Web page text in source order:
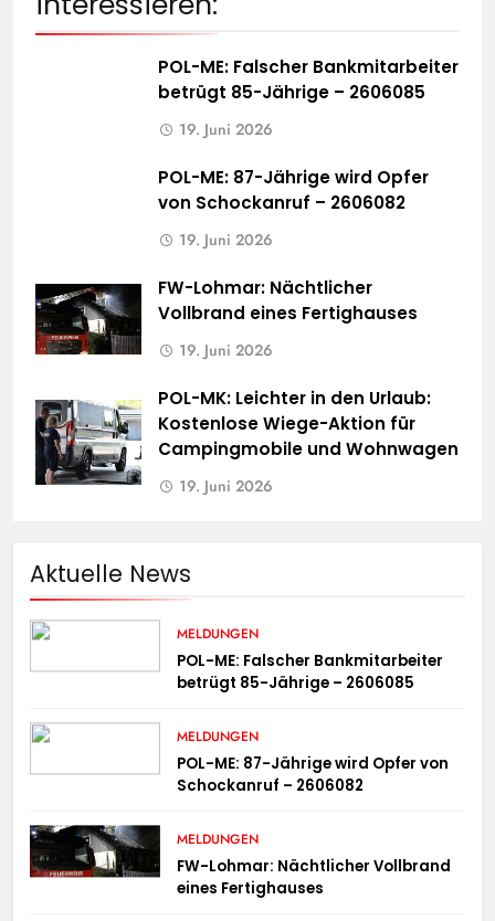
POL-ME: Falscher Bankmitarbeiter
betrügt 85-Jährige – 2606085
19. Juni 2026
POL-ME: 87-Jährige wird Opfer
von Schockanruf – 2606082
19. Juni 2026
FW-Lohmar: Nächtlicher
Vollbrand eines Fertighauses
19. Juni 2026
POL-MK: Leichter in den Urlaub:
Kostenlose Wiege-Aktion für
Campingmobile und Wohnwagen
19. Juni 2026
Aktuelle News
MELDUNGEN
POL-ME: Falscher Bankmitarbeiter
betrügt 85-Jährige – 2606085
MELDUNGEN
POL-ME: 87-Jährige wird Opfer von
Schockanruf – 2606082
MELDUNGEN
FW-Lohmar: Nächtlicher Vollbrand
eines Fertighauses